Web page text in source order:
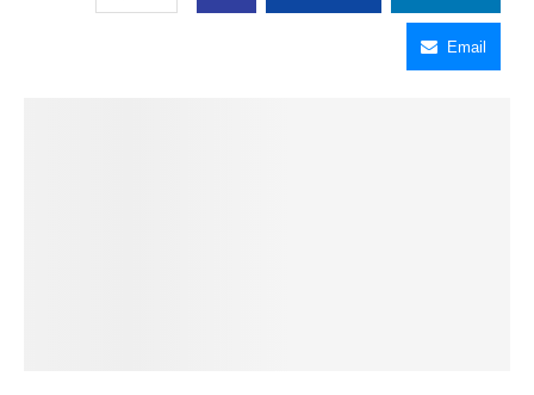
Email